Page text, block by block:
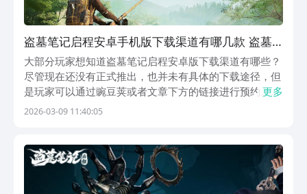
盗墓笔记启程安卓手机版下载渠道有哪几款 盗墓
笔记启程最新下载安装链接
大部分玩家想知道盗墓笔记启程安卓版下载渠道有哪些？
尽管现在还没有正式推出，也并未有具体的下载途径，但
是玩家可以通过豌豆荚或者文章下方的链接进行预约。与
此同时，平台预约也会带有专属奖励，比如限定头像框或
墓...
更多
2026-03-09 11:40:05